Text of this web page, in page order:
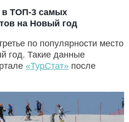
в ТОП-3 самых
на Новый год
по популярности место
год. Такие данные
«ТурСтат» после